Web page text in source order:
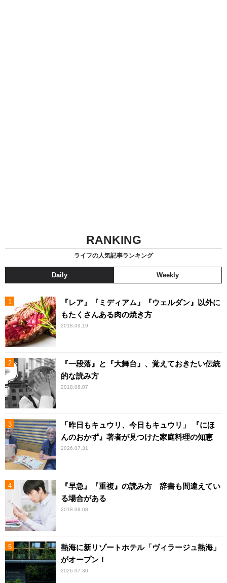
RANKING
ライフの人気記事ランキング
Daily Weekly
『レア』『ミディアム』『ウェルダン』以外に
もたくさんある肉の焼き方
2018.09.19
『一段落』と『大舞台』、覚えておきたい伝統
的な読み方
2018.08.07
「昨日もキュウリ、今日もキュウリ」 『にほ
んのおかず』著者が見つけた家庭料理の知恵
2026.07.31
『早急』『重複』の読み方 辞書も間違えてい
る場合がある
2018.08.08
熱海に新リゾートホテル「ヴィラージュ熱海」
がオープン！
2026.07.30